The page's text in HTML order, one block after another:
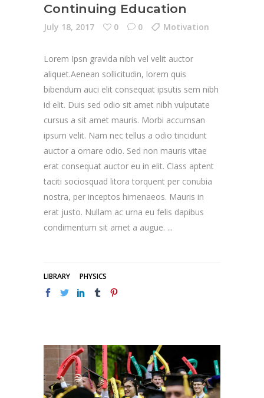
Continuing Education
July 18, 2017 0 0 Motivation
Lorem Ipsn gravida nibh vel velit auctor
aliquet.Aenean sollicitudin, lorem quis
bibendum auci elit consequat ipsutis sem nibh
id elit. Duis sed odio sit amet nibh vulputate
cursus a sit amet mauris. Morbi accumsan
ipsum velit. Nam nec tellus a odio tincidunt
auctor a ornare odio. Sed non mauris vitae
erat consequat auctor eu in elit. Class aptent
taciti sociosquad litora torquent per conubia
nostra, per inceptos himenaeos. Mauris in
erat justo. Nullam ac urna eu felis dapibus
condimentum sit amet a augue.
LIBRARY PHYSICS